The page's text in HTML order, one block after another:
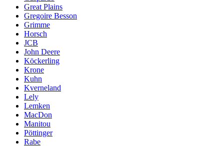
Great Plains
Gregoire Besson
Grimme
Horsch
JCB
John Deere
Köckerling
Krone
Kuhn
Kverneland
Lely
Lemken
MacDon
Manitou
Pöttinger
Rabe